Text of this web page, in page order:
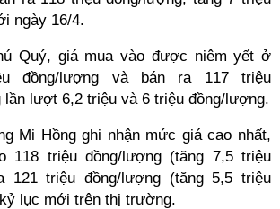
ngày 16/4.
Quý, giá mua vào được niêm yết ở
đồng/lượng và bán ra 117 triệu
lần lượt 6,2 triệu và 6 triệu đồng/lượng.
Mi Hồng ghi nhận mức giá cao nhất,
118 triệu đồng/lượng (tăng 7,5 triệu
121 triệu đồng/lượng (tăng 5,5 triệu
lục mới trên thị trường.